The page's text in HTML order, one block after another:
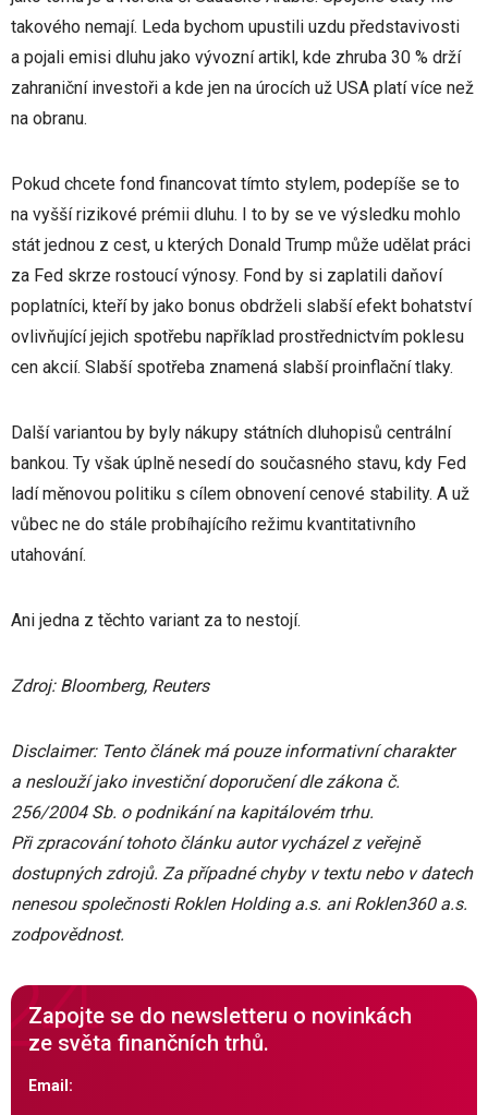
takového nemají. Leda bychom upustili uzdu představivosti
a pojali emisi dluhu jako vývozní artikl, kde zhruba 30 % drží
zahraniční investoři a kde jen na úrocích už USA platí více než
na obranu.
Pokud chcete fond financovat tímto stylem, podepíše se to
na vyšší rizikové prémii dluhu. I to by se ve výsledku mohlo
stát jednou z cest, u kterých Donald Trump může udělat práci
za Fed skrze rostoucí výnosy. Fond by si zaplatili daňoví
poplatníci, kteří by jako bonus obdrželi slabší efekt bohatství
ovlivňující jejich spotřebu například prostřednictvím poklesu
cen akcií. Slabší spotřeba znamená slabší proinflační tlaky.
Další variantou by byly nákupy státních dluhopisů centrální
bankou. Ty však úplně nesedí do současného stavu, kdy Fed
ladí měnovou politiku s cílem obnovení cenové stability. A už
vůbec ne do stále probíhajícího režimu kvantitativního
utahování.
Ani jedna z těchto variant za to nestojí.
Zdroj: Bloomberg, Reuters
Disclaimer: Tento článek má pouze informativní charakter
a neslouží jako investiční doporučení dle zákona č.
256/2004 Sb. o podnikání na kapitálovém trhu.
Při zpracování tohoto článku autor vycházel z veřejně
dostupných zdrojů. Za případné chyby v textu nebo v datech
nenesou společnosti Roklen Holding a.s. ani Roklen360 a.s.
zodpovědnost.
Zapojte se do newsletteru o novinkách
ze světa finančních trhů.
Email: